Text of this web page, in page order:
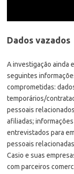
Dados vazados
A investigação ainda
seguintes
comprometidas:
temporários/
pessoais
afiliadas;
entrevistados para
pessoais
Casio e suas
com parceiros